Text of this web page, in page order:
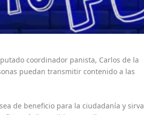
coordinador panista, Carlos de la
puedan transmitir contenido a las
de beneficio para la ciudadanía y sirva